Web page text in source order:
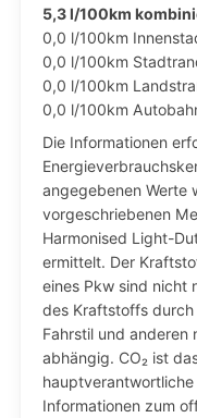
5,3 l/100km
0,0 l/100km
0,0 l/100km
0,0 l/100km
0,0 l/100km
Die Informationen
angegebenen Werte
vorgeschriebenen
Harmonised Light-
ermittelt. Der
eines Pkw sind nicht
des Kraftstoffs
Fahrstil und anderen
abhängig. CO₂ ist
Informationen zum